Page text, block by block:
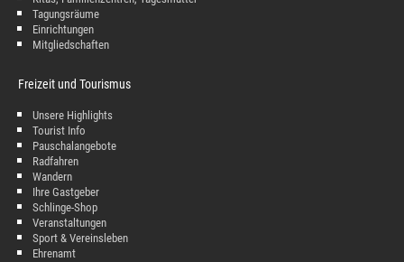
Tagungsräume
Einrichtungen
Mitgliedschaften
Freizeit und Tourismus
Unsere Highlights
Tourist Info
Pauschalangebote
Radfahren
Wandern
Ihre Gastgeber
Schlinge-Shop
Veranstaltungen
Sport & Vereinsleben
Ehrenamt